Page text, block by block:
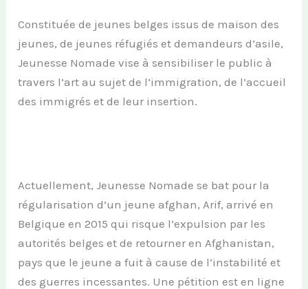
Constituée de jeunes belges issus de maison des
jeunes, de jeunes réfugiés et demandeurs d’asile,
Jeunesse Nomade vise à sensibiliser le public à
travers l’art au sujet de l’immigration, de l’accueil
des immigrés et de leur insertion.
Actuellement, Jeunesse Nomade se bat pour la
régularisation d’un jeune afghan, Arif, arrivé en
Belgique en 2015 qui risque l’expulsion par les
autorités belges et de retourner en Afghanistan,
pays que le jeune a fuit à cause de l’instabilité et
des guerres incessantes. Une pétition est en ligne